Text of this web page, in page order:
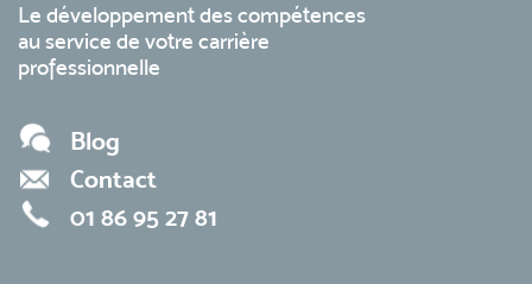
Le développement des compétences
au service de votre carrière
professionnelle
Blog
Contact
01 86 95 27 81